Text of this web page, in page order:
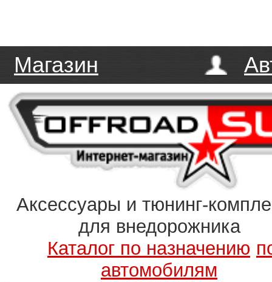
Магазин
Аксессуары и тюнинг-
для внедорожника
Каталог по назначению
автомобилям